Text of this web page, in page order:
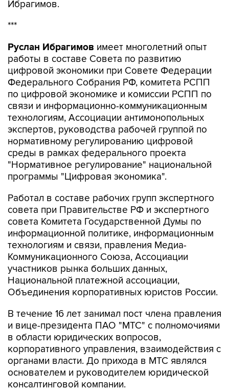
Ибрагимов.
***
Руслан Ибрагимов имеет многолетний опыт
работы в составе Совета по развитию
цифровой экономики при Совете Федерации
Федерального Собрания РФ, комитета РСПП
по цифровой экономике и комиссии РСПП по
связи и информационно-коммуникационным
технологиям, Ассоциации антимонопольных
экспертов, руководства рабочей группой по
нормативному регулированию цифровой
среды в рамках федерального проекта
"Нормативное регулирование" национальной
программы "Цифровая экономика".
Работал в составе рабочих групп экспертного
совета при Правительстве РФ и экспертного
совета Комитета Государственной Думы по
информационной политике, информационным
технологиям и связи, правления Медиа-
Коммуникационного Союза, Ассоциации
участников рынка больших данных,
Национальной платежной ассоциации,
Объединения корпоративных юристов России.
В течение 16 лет занимал пост члена правления
и вице-президента ПАО "МТС" с полномочиями
в области юридических вопросов,
корпоративного управления, взаимодействия с
органами власти. До прихода в МТС являлся
основателем и руководителем юридической
консалтинговой компании.